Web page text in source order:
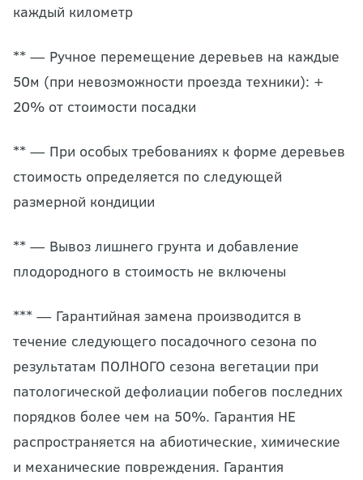
каждый километр
** — Ручное перемещение деревьев на каждые
50м (при невозможности проезда техники): +
20% от стоимости посадки
** — При особых требованиях к форме деревьев
стоимость определяется по следующей
размерной кондиции
** — Вывоз лишнего грунта и добавление
плодородного в стоимость не включены
*** — Гарантийная замена производится в
течение следующего посадочного сезона по
результатам ПОЛНОГО сезона вегетации при
патологической дефолиации побегов последних
порядков более чем на 50%. Гарантия НЕ
распространяется на абиотические, химические
и механические повреждения. Гарантия